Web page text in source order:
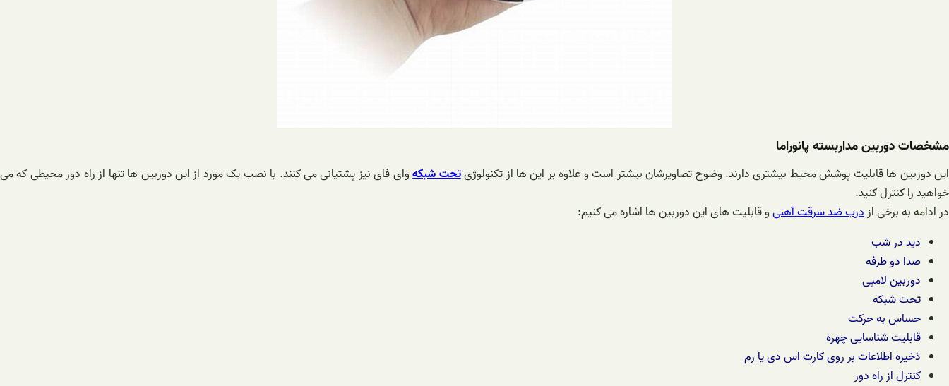
مشخصات دوربین مداربسته پانوراما
این دوربین ها قابلیت پوشش محیط بیشتری دارند. وضوح تصاویرشان بیشتر است و علاوه بر این ها از تکنولوژیتحت شبکهوای فای نیز پشتیانی می کنند. با نصب یک مورد از این دوربین ها تنها از راه دور محیطی که می
خواهید را کنترل کنید.
در ادامه به برخی ازدرب ضد سرقت آهنیو قابلیت های این دوربین ها اشاره می کنیم:
دید در شب
صدا دو طرفه
دوربین لامپی
تحت شبکه
حساس به حرکت
قابلیت شناسایی چهره
ذخیره اطلاعات بر روی کارت اس دی یا رم
کنترل از راه دور